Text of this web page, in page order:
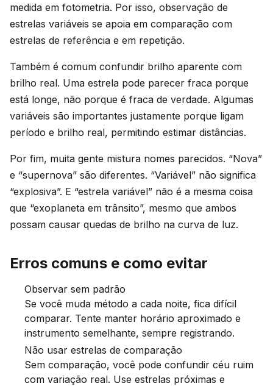
medida em fotometria. Por isso, observação de
estrelas variáveis se apoia em comparação com
estrelas de referência e em repetição.
Também é comum confundir brilho aparente com
brilho real. Uma estrela pode parecer fraca porque
está longe, não porque é fraca de verdade. Algumas
variáveis são importantes justamente porque ligam
período e brilho real, permitindo estimar distâncias.
Por fim, muita gente mistura nomes parecidos. “Nova”
e “supernova” são diferentes. “Variável” não significa
“explosiva”. E “estrela variável” não é a mesma coisa
que “exoplaneta em trânsito”, mesmo que ambos
possam causar quedas de brilho na curva de luz.
Erros comuns e como evitar
Observar sem padrão
Se você muda método a cada noite, fica difícil
comparar. Tente manter horário aproximado e
instrumento semelhante, sempre registrando.
Não usar estrelas de comparação
Sem comparação, você pode confundir céu ruim
com variação real. Use estrelas próximas e